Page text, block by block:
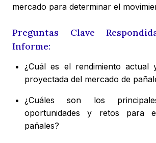
mercado para determinar el
Preguntas Clave
Informe:
¿Cuál es el rendimiento actual
proyectada del mercado de
¿Cuáles son los
oportunidades y retos para
pañales?